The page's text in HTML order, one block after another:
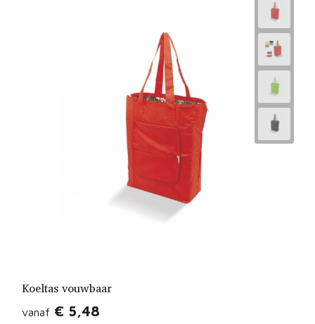
Koeltas vouwbaar
vanaf € 5,48